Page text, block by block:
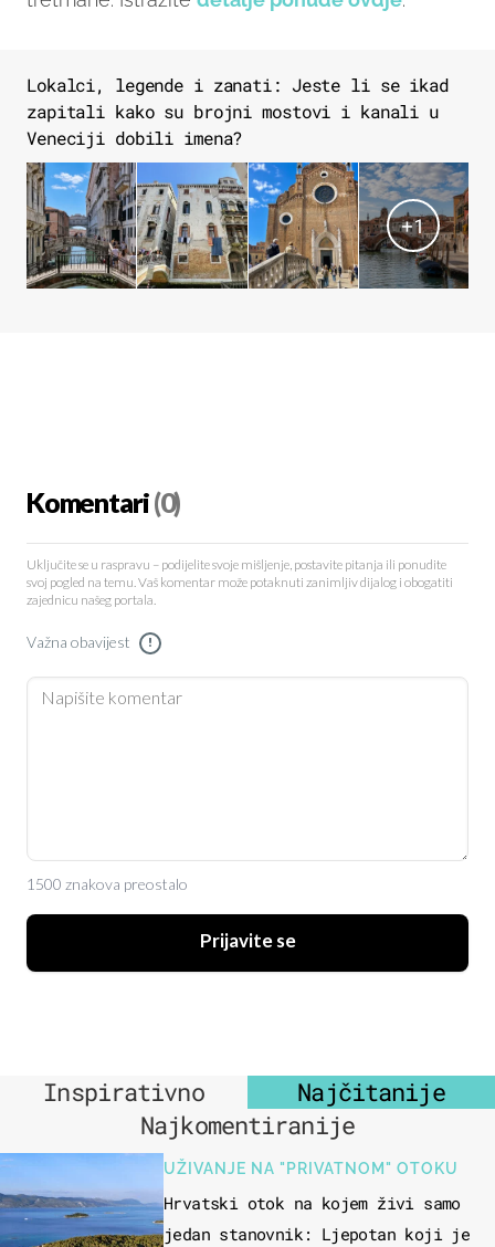
Lokalci, legende i zanati: Jeste li se ikad
zapitali kako su brojni mostovi i kanali u
Veneciji dobili imena?
+1
Komentari(0)
Uključite se u raspravu – podijelite svoje mišljenje, postavite pitanja ili ponudite
svoj pogled na temu. Vaš komentar može potaknuti zanimljiv dijalog i obogatiti
zajednicu našeg portala.
Važna obavijest !
1500 znakova preostalo
Prijavite se
Inspirativno
Najčitanije
Najkomentiranije
UŽIVANJE NA "PRIVATNOM" OTOKU
Hrvatski otok na kojem živi samo
jedan stanovnik: Ljepotan koji je